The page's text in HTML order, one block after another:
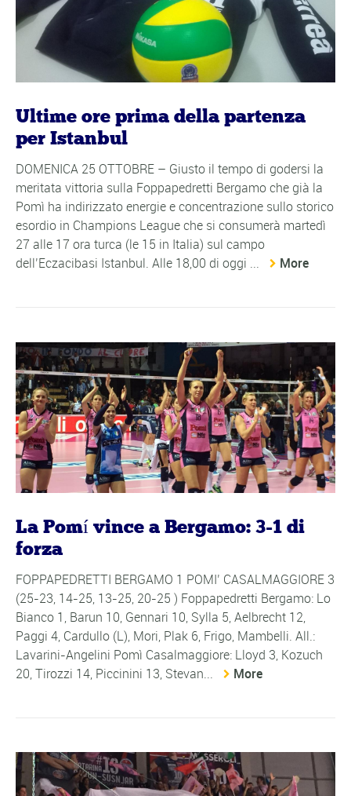
Ultime ore prima della partenza
per Istanbul
DOMENICA 25 OTTOBRE – Giusto il tempo di godersi la
meritata vittoria sulla Foppapedretti Bergamo che già la
Pomì ha indirizzato energie e concentrazione sullo storico
esordio in Champions League che si consumerà martedì
27 alle 17 ora turca (le 15 in Italia) sul campo
dell’Eczacibasi Istanbul. Alle 18,00 di oggi ...
More
La Pomí vince a Bergamo: 3-1 di
forza
FOPPAPEDRETTI BERGAMO 1 POMI’ CASALMAGGIORE 3
(25-23, 14-25, 13-25, 20-25 ) Foppapedretti Bergamo: Lo
Bianco 1, Barun 10, Gennari 10, Sylla 5, Aelbrecht 12,
Paggi 4, Cardullo (L), Mori, Plak 6, Frigo, Mambelli. All.:
Lavarini-Angelini Pomì Casalmaggiore: Lloyd 3, Kozuch
20, Tirozzi 14, Piccinini 13, Stevan...
More